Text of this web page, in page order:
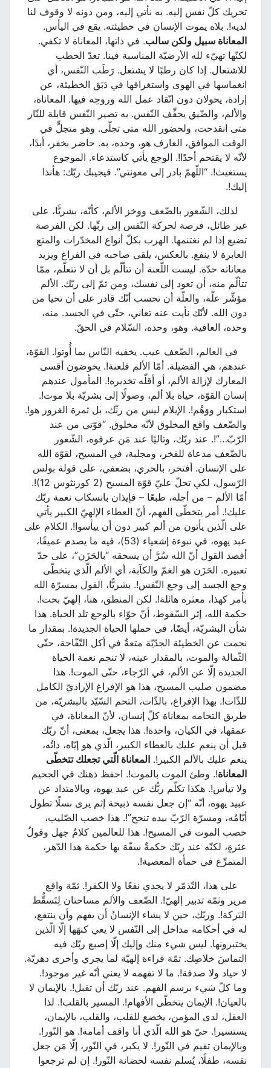
تحريك كلّ نفس إليه. به نأتي إليه، ومن دونه لا وقوف لنا
لديه!. بلاه يموت الإنسان في خطيئته. يقع في اليأس.
المعاناة سبيل ولكن سالب. في ذاتها، المعاناة لا تكفي.
لكنّها تهيّء لله الأرضيّة المناسبة فينا. تعدّ الحطب
للاشتعال. إذا كان رطبًا لا يشتعل. رَطَب النّفس، أي
انغماسها في الهوى واستغراقها في دَبَق الخطيئة، عن
إرادة، يحولان دون اتّقاد عمل الله وروحِه فيها. المعاناة،
والألم، والضّيق يجفِّف النّفس. به تصير النّفس قابلة للنّار
متى انقدحت، ولحضور الله متى تجلّى. وهو متجلٍّ في
الوقت الموافق، العارف هو، وحده، به. حاضر بخفر، أبدًا،
لأنّه لا يقتحم أحدًا!. الوجع يأتي كاستدعاء. الموجوع
يستغيث!. “اللّهمّ بادر إلى معونتي”. فيجيبك ربّك: هأنذا
إليك!.
لذلك، الشّعور بالضّعف ووخز الألم، كأنّه، بشريًّا، على
غير طائل، فرصة لحركة النّفس إلى ربِّها. لكن الفرصة
تضيع إذا لم نغتنمها. الهرب بكلّ أنواع المخدّرات والمتع
العابرة لا ينفع. بالعكس، يلقي صاحبه في الفراغ ويزيد
معاناته حدّة. ليست اللّعنة أن تتألّم بل أن لا تتعلّم، ممّا
تتألّم منه، أن تعود إلى نفسك، ومن ثمّ إلى ربّك. الألم
مؤشِّر علّة، والعلّة أن تحسب أنّك قادر على أن تحيا من
دون الله. لأنّك نأيت عنه تعاني، حتّى في الجسد. منه،
وحده، العافية. وهو، وحده، السّلام في الحقّ.
في العالم، الضّعف عيب. يخفيه النّاس بما أُوتوا. القوّة،
عندهم، هي الفضيلة. أمّا الألم فلعنة!. يخوضون أقسى
المعارك لإزالة الألم، أو أقلّه تخديره!. المأمول عندهم
إنسان القوّة، حياة بلا ألم، وصولًا إلى بشريّة بلا موت!.
استكبار ووَهْم!. الإيلام ليس من ربِّك، بل ثمرة الغرور هو!.
والضّعف واقع المخلوق لأنّه مخلوق. “قوّتي من عند
الرّبّ…”!. عند ربّك، وتاليًا عند مَن عرفوه، الشّعور
بالضّعف مدعاة للفخر، ومجلبة، في المسيح، لقوّة الله
على الإنسان. أفتخر، بالحري، بضعفي، على قولة بولس
الرّسول، لكي تحلّ عليّ قوّة المسيح (2 كورنثوس 12)!.
أمّا الألم – من أجله، طبعًا – فإيذان بانسكاب نعمة ربّك
عليك!. أمر يتخطّى الفهم، أنّ العطاء الإلهيّ الكبير يأتي
على الّذين يأتون من ألم كبير دون أن ييأسوا!. الكلام على
عبد يهوه، في نبوءة إشعياء (53)، فيه ما يصدم عميقًا،
أقصد القول أنّ الله سُرَّ أن يسحقه “بالحَزَن”، على حدّ
تعبيره. الحَزَن هو الغمّ والكآبة، أي الألم الّذي يتخطّى
وجع الجسد إلى وجع النّفس!. بشريًّا، القول بمسرّة الله
بأمر كهذا، معثرة هائلة!. لكن المنطق، هنا، إلهيّ بحت!.
حكمة الله، إثر السّقوط، أنّ حوّاء بالوجع تلد الحياة. هذا
شأن البشريّة، أيضًا، في حملها الحياة الجديدة!. بمقدار ما
نجمت عن الخطيئة الجدّيّة متعةٌ في أكل التّفّاحة، حتّى
الثّمالة والموت، بالمقدار عينه، لا تنجم نعمة الحياة
الجديدة إلّا عن الألم، في الرّجاء، حتّى الموت!. هذا
مضمون صليب المسيح، هذا هو الإفراغ الإراديّ الكامل
للذّات!. بهذا الإفراغ، بالذّات، التحم السّيّد بالبشريّة، من
طريق التحامه بمعاناة كلّ إنسان، لأنّ المعاناة، في
عمقها، في الكيان، واحدة!. هذا يجعل، بمعنى، أنّ ربّك
قبل أن ينعم عليك بالعطاء الكبير، الّذي هو إيّاه، ذاتُه،
ينعم عليك بالألم الكبير!. المعاناة الّتي تجعلك تتخطّى
المعاناة!. وطئ الموت بالموت!. احفظ ذهنك في الجحيم
ولا تيأس!. هكذا تكلّم ربُّك عن عبد يهوه، وبالامتداد عن
عبيد يهوه، أنّه “إن جعل نفسه ذبيحة إثم يرى نسلًا تطول
أيّامُه، ومسرّة الرّبّ بيده تنجح”!. هذا خصب الصّليب،
خصب الموت في المسيح!. هذا للعالمين كلامُ جهل وقولُ
عثرةٍ، لكنّه عند ربّك حكمةٌ سفّهَ بها حكمة هذا الدّهر،
المتمرِّغ في حمأة المعصية!.
على هذا، التّذمّر لا يجدي نفعًا ولا الكفر!. ثمّة واقع
مرير وثمّة تدبير إلهيّ!. الضّعف والألم مساحتان لِتَسقُّط
البَركة!. وربّك، حين لا يشاء الإنسانُ أن يفهم وأن ينتفع،
له في أحكامه مداخل إلى النّفس لا يعي كنهَها إلّا الّذين
يختبرونها. ليس شيء منك وإليك إلّا إصبع ربّك فيه
التماسَ خلاصِك. ثمّة قراءة إلهيّة لما يجري وأخرى دهريّة.
لا حياد ولا صدفة!. ما لا تفهمه لا يعني أنّه غير موجود!.
وما كلّ شيء برسم الفهم. عند ربّك أن تقبل!. بالإيمان لا
بالعيان!. الإيمان يتخطّى الأفهام!. المسير بالقلب!. لذا
العقل، لدى المؤمن، يخضع للقلب، والقلب، بالإيمان،
يستسير!. حيّ هو الله الّذي أنا واقف أمامه!. هو النّور!.
وبالإيمان تقيم في النّور!. لا يكبر، في النّور، إلّا مَن جعل
نفسه، طفلًا، يُسلم نفسه لحضانة النّور!. إن لم ترجعوا